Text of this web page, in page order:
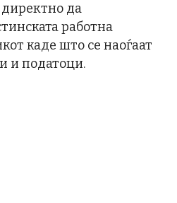
да
работна
каде што се наоѓаат
и податоци.